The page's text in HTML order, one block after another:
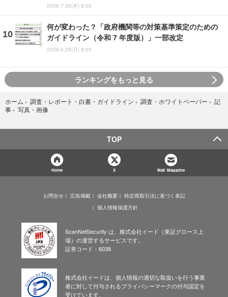
2026.7.30(木) 8:00
何が変わった？「政府機関等の対策基準策定のための
ガイドライン（令和 7 年度版）」一部改定
2026.6.29(月) 8:00
ランキングをもっと見る
ホーム › 調査・レポート・白書・ガイドライン › 調査・ホワイトペーパー › 記
事 › 写真・画像
TOP
Home X Mail Magazine
お問合せ 広告掲載 会社概要
特定商取引法に基づく表記
個人情報保護方針
ScanNetSecurity は、株式会社イード（東証グロース上
場）の運営するサービスです。
証券コード：6038
株式会社イードは、個人情報の適切な取扱いを行う事業
者に対して付与されるプライバシーマークの付与認定を
受けています。